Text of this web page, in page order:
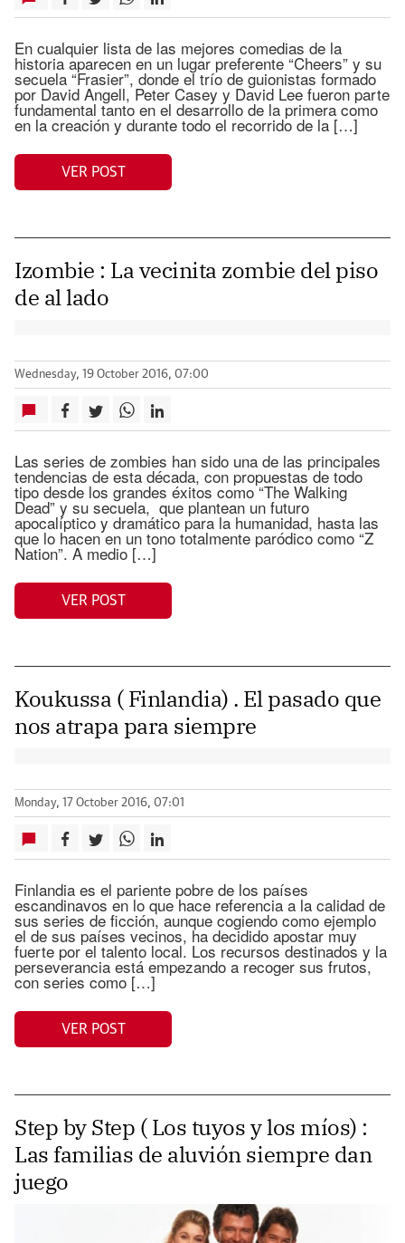
En cualquier lista de las mejores comedias de la
historia aparecen en un lugar preferente “Cheers” y su
secuela “Frasier”, donde el trío de guionistas formado
por David Angell, Peter Casey y David Lee fueron parte
fundamental tanto en el desarrollo de la primera como
en la creación y durante todo el recorrido de la […]
VER POST
Izombie : La vecinita zombie del piso
de al lado
Wednesday, 19 October 2016, 07:00
Las series de zombies han sido una de las principales
tendencias de esta década, con propuestas de todo
tipo desde los grandes éxitos como “The Walking
Dead” y su secuela, que plantean un futuro
apocalíptico y dramático para la humanidad, hasta las
que lo hacen en un tono totalmente paródico como “Z
Nation”. A medio […]
VER POST
Koukussa ( Finlandia) . El pasado que
nos atrapa para siempre
Monday, 17 October 2016, 07:01
Finlandia es el pariente pobre de los países
escandinavos en lo que hace referencia a la calidad de
sus series de ficción, aunque cogiendo como ejemplo
el de sus países vecinos, ha decidido apostar muy
fuerte por el talento local. Los recursos destinados y la
perseverancia está empezando a recoger sus frutos,
con series como […]
VER POST
Step by Step ( Los tuyos y los míos) :
Las familias de aluvión siempre dan
juego